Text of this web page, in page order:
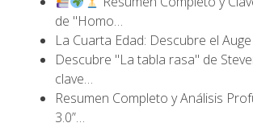
de "Homo…
La Cuarta Edad: Descubre el
Descubre "La tabla rasa" de
clave…
Resumen Completo y Análisis
3.0”…